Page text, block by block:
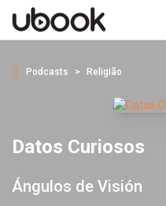
Podcasts Religião
Datos Curiosos
Ángulos de Visión